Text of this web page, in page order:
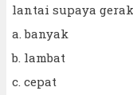
lantai supaya
a. banyak
b. lambat
c. cepat